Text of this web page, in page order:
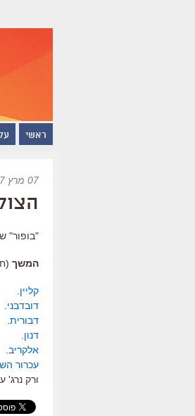
ראשי
07 מרץ 2007 | 14:51
"בופור"
המשך
קליין
דובדבני
דבורית
דנון
אלקריב
עכרור
ורק נרג'